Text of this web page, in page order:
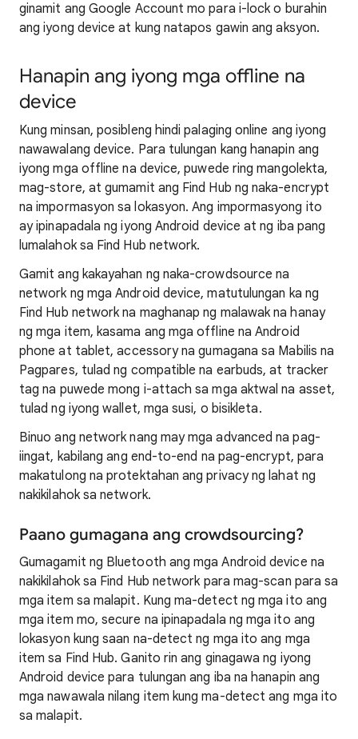
ginamit ang Google Account mo para i-lock o burahin
ang iyong device at kung natapos gawin ang aksyon.
Hanapin ang iyong mga offline na
device
Kung minsan, posibleng hindi palaging online ang iyong
nawawalang device. Para tulungan kang hanapin ang
iyong mga offline na device, puwede ring mangolekta,
mag-store, at gumamit ang Find Hub ng naka-encrypt
na impormasyon sa lokasyon. Ang impormasyong ito
ay ipinapadala ng iyong Android device at ng iba pang
lumalahok sa Find Hub network.
Gamit ang kakayahan ng naka-crowdsource na
network ng mga Android device, matutulungan ka ng
Find Hub network na maghanap ng malawak na hanay
ng mga item, kasama ang mga offline na Android
phone at tablet, accessory na gumagana sa Mabilis na
Pagpares, tulad ng compatible na earbuds, at tracker
tag na puwede mong i-attach sa mga aktwal na asset,
tulad ng iyong wallet, mga susi, o bisikleta.
Binuo ang network nang may mga advanced na pag-
iingat, kabilang ang end-to-end na pag-encrypt, para
makatulong na protektahan ang privacy ng lahat ng
nakikilahok sa network.
Paano gumagana ang crowdsourcing?
Gumagamit ng Bluetooth ang mga Android device na
nakikilahok sa Find Hub network para mag-scan para sa
mga item sa malapit. Kung ma-detect ng mga ito ang
mga item mo, secure na ipinapadala ng mga ito ang
lokasyon kung saan na-detect ng mga ito ang mga
item sa Find Hub. Ganito rin ang ginagawa ng iyong
Android device para tulungan ang iba na hanapin ang
mga nawawala nilang item kung ma-detect ang mga ito
sa malapit.